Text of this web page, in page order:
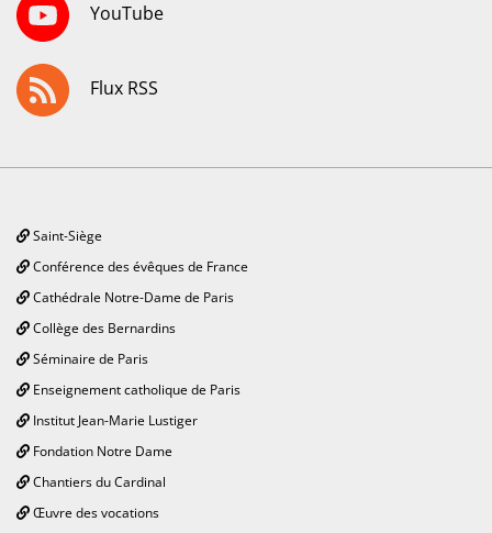
YouTube
Flux RSS
Saint-Siège
Conférence des évêques de France
Cathédrale Notre-Dame de Paris
Collège des Bernardins
Séminaire de Paris
Enseignement catholique de Paris
Institut Jean-Marie Lustiger
Fondation Notre Dame
Chantiers du Cardinal
Œuvre des vocations